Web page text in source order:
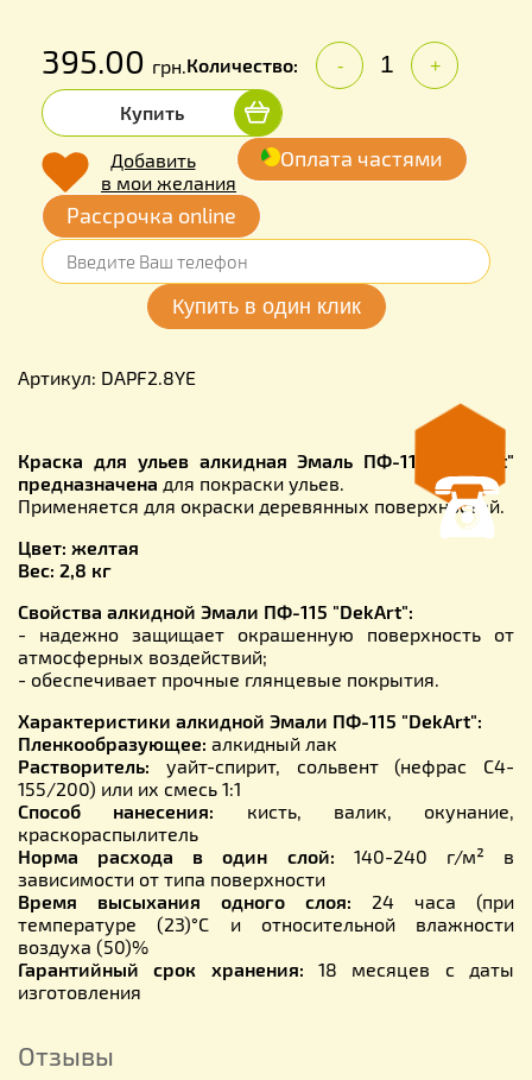
395.00 грн.Количество: - +
Купить
Добавить
в мои желания
Оплата частями
Рассрочка online
Артикул: DAPF2.8YE
Краска для ульев алкидная Эмаль ПФ-115 " DekArt"
предназначена для покраски ульев.
Применяется для окраски деревянных поверхностей.
Цвет: желтая
Вес: 2,8 кг
Свойства алкидной Эмали ПФ-115 "DekArt":
- надежно защищает окрашенную поверхность от
атмосферных воздействий;
- обеспечивает прочные глянцевые покрытия.
Характеристики алкидной Эмали ПФ-115 "DekArt":
Пленкообразующее: алкидный лак
Растворитель: уайт-спирит, сольвент (нефрас С4-
155/200) или их смесь 1:1
Способ нанесения: кисть, валик, окунание,
краскораспылитель
Норма расхода в один слой: 140-240 г/м² в
зависимости от типа поверхности
Время высыхания одного слоя: 24 часа (при
температуре (23)°С и относительной влажности
воздуха (50)%
Гарантийный срок хранения: 18 месяцев с даты
изготовления
Отзывы